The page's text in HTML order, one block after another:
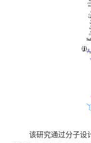
该研究通过分子设